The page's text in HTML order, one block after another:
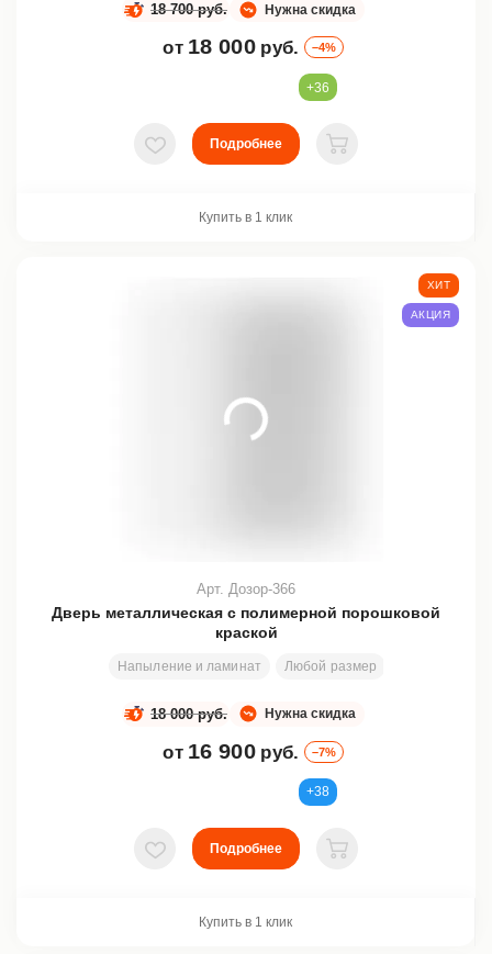
Нужна скидка
18 700 руб.
от 18 000 руб. –4%
+36
В избранное
Подробнее
В корзину
Купить в 1 клик
Дверь металлическая с полимерной порошковой
краской
Напыление и ламинат Любой размер
Арт. Дозор-366
Нужна скидка
18 000 руб.
от 16 900 руб. –7%
ХИТ
АКЦИЯ
+38
В избранное
Подробнее
В корзину
Купить в 1 клик